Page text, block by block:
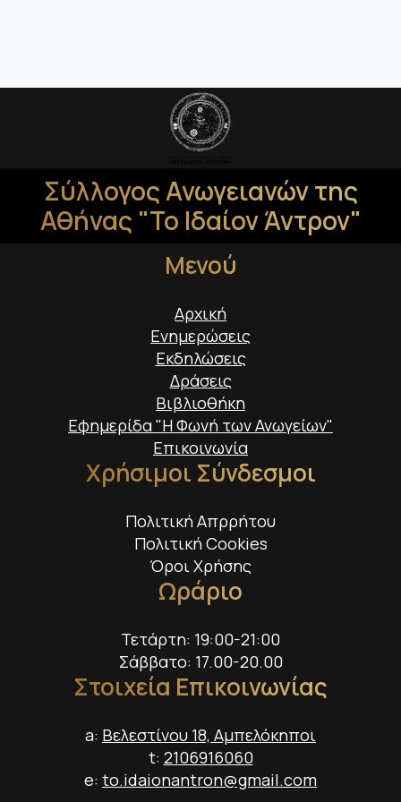
Σύλλογος Ανωγειανών της
Αθήνας "Το Ιδαίον Άντρον"
Μενού
Αρχική
Ενημερώσεις
Εκδηλώσεις
Δράσεις
Βιβλιοθήκη
Εφημερίδα "Η Φωνή των Ανωγείων"
Επικοινωνία
Χρήσιμοι Σύνδεσμοι
Πολιτική Απρρήτου
Πολιτική Cookies
Όροι Χρήσης
Ωράριο
Τετάρτη: 19:00-21:00
Σάββατο: 17.00-20.00
Στοιχεία Επικοινωνίας
a: Βελεστίνου 18, Αμπελόκηποι
t: 2106916060
e: to.idaionantron@gmail.com